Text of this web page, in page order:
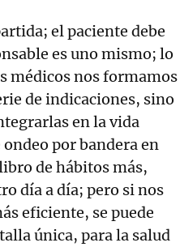
el paciente debe
es uno mismo; lo
médicos nos formamos
de indicaciones, sino
en la vida
ondeo por bandera en
de hábitos más,
día a día; pero si nos
eficiente, se puede
única, para la salud